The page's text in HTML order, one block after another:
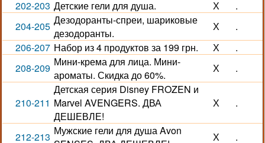
202-203 Детские гели для душа. Х
.
204-205 Дезодоранты-спреи, шариковые
дезодоранты.
Х
.
206-207 Набор из 4 продуктов за 199 грн. Х
.
208-209 Мини-крема для лица. Мини-
ароматы. Скидка до 60%.
Х .
210-211
Детская серия Disney FROZEN и
Marvel AVENGERS. ДВА
ДЕШЕВЛЕ!
Х .
212-213 Мужские гели для душа Avon
Х .